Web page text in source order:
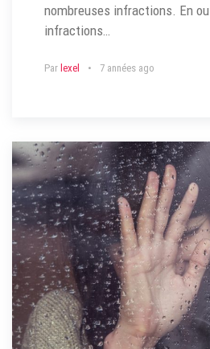
nombreuses infractions. En
infractions…
Par lexel 7 années ago